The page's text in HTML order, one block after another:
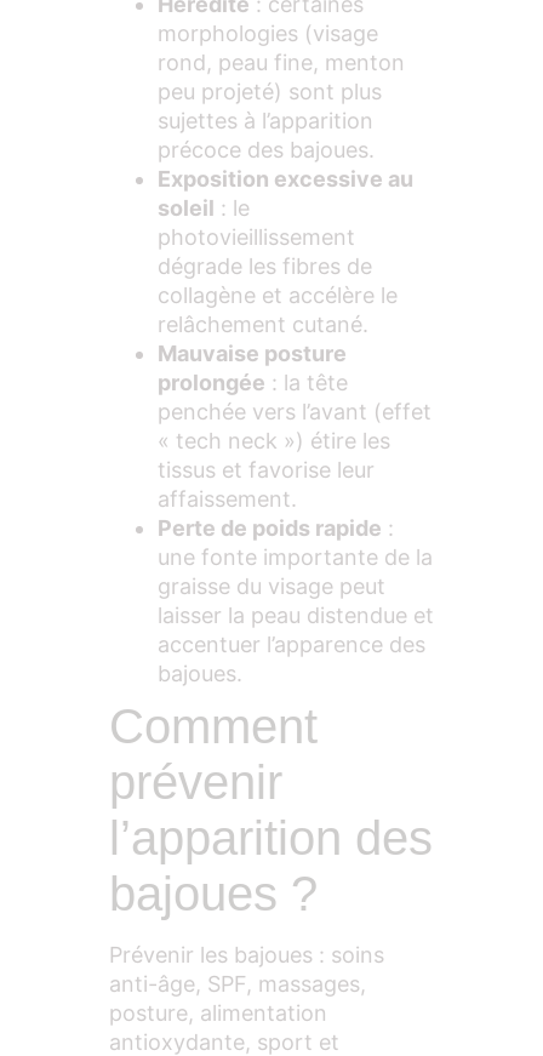
morphologies (visage
rond, peau fine, menton
peu projeté) sont plus
sujettes à l’apparition
précoce des bajoues.
Exposition excessive au
soleil : le
photovieillissement
dégrade les fibres de
collagène et accélère le
relâchement cutané.
Mauvaise posture
prolongée : la tête
penchée vers l’avant (effet
« tech neck ») étire les
tissus et favorise leur
affaissement.
Perte de poids rapide :
une fonte importante de la
graisse du visage peut
laisser la peau distendue et
accentuer l’apparence des
bajoues.
Comment
prévenir
l’apparition des
bajoues ?
Prévenir les bajoues : soins
anti-âge, SPF, massages,
posture, alimentation
antioxydante, sport et